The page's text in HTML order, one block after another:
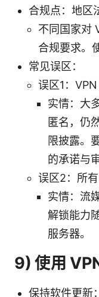
合规点：地区
不同国家对
合规要求。
常见误区：
误区1：
实情：大
匿名，仍
限披露。
的承诺与
误区2：所
实情：流
解锁能力
服务器。
9) 使用
保持软件更新